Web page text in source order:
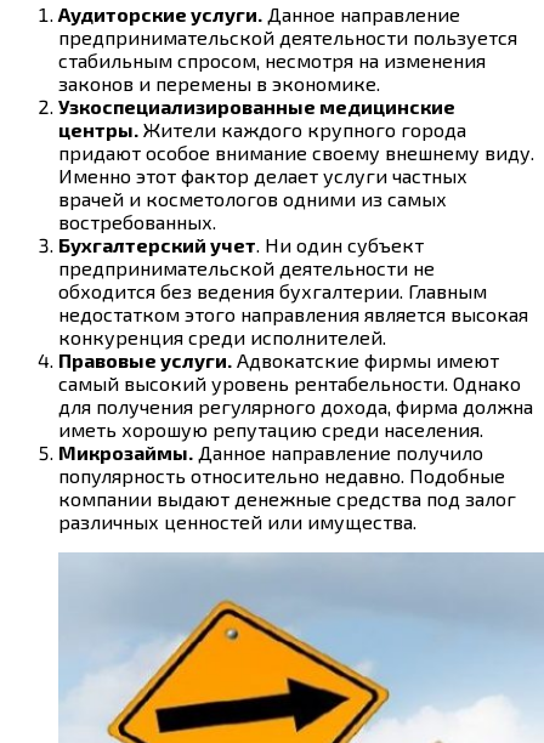
Аудиторские услуги. Данное направление
предпринимательской деятельности пользуется
стабильным спросом, несмотря на изменения
законов и перемены в экономике.
Узкоспециализированные медицинские
центры. Жители каждого крупного города
придают особое внимание своему внешнему виду.
Именно этот фактор делает услуги частных
врачей и косметологов одними из самых
востребованных.
Бухгалтерский учет. Ни один субъект
предпринимательской деятельности не
обходится без ведения бухгалтерии. Главным
недостатком этого направления является высокая
конкуренция среди исполнителей.
Правовые услуги. Адвокатские фирмы имеют
самый высокий уровень рентабельности. Однако
для получения регулярного дохода, фирма должна
иметь хорошую репутацию среди населения.
Микрозаймы. Данное направление получило
популярность относительно недавно. Подобные
компании выдают денежные средства под залог
различных ценностей или имущества.